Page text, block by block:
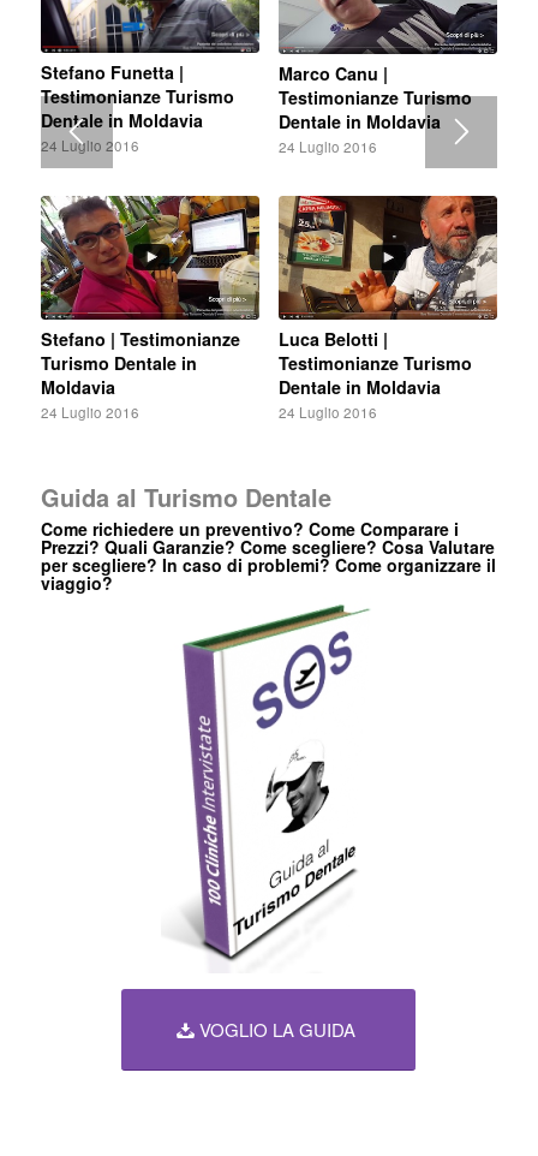
Stefano Funetta |
Testimonianze Turismo
Dentale in Moldavia
24 Luglio 2016
Marco Canu |
Testimonianze Turismo
Dentale in Moldavia
24 Luglio 2016
Stefano | Testimonianze
Turismo Dentale in
Moldavia
24 Luglio 2016
Luca Belotti |
Testimonianze Turismo
Dentale in Moldavia
24 Luglio 2016
Guida al Turismo Dentale
Come richiedere un preventivo? Come Comparare i
Prezzi? Quali Garanzie? Come scegliere? Cosa Valutare
per scegliere? In caso di problemi? Come organizzare il
viaggio?
VOGLIO LA GUIDA